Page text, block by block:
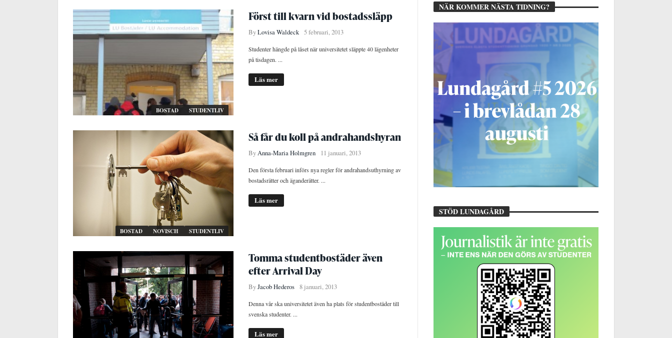
BOSTAD STUDENTLIV
Först till kvarn vid bostadssläpp
ByLovisa Waldeck 5 februari, 2013
Studenter hängde på låset när universitetet släppte 40 lägenheter
på tisdagen. ...
Läs mer
BOSTAD NOVISCH STUDENTLIV
Så får du koll på andrahandshyran
ByAnna-Maria Holmgren 11 januari, 2013
Den första februari införs nya regler för andrahandsuthyrning av
bostadsrätter och äganderätter. ...
Läs mer
Tomma studentbostäder även
efter Arrival Day
ByJacob Hederos 8 januari, 2013
Denna vår ska universitetet även ha plats för studentbostäder till
svenska studenter. ...
Läs mer
NÄR KOMMER NÄSTA TIDNING?
STÖD LUNDAGÅRD